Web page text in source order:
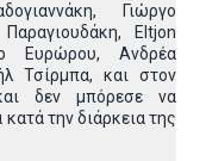
Γιώργο
Eltjon
Ευρώρου, Ανδρέα
Τσίρμπα, και στον
δεν μπόρεσε να
την διάρκεια της